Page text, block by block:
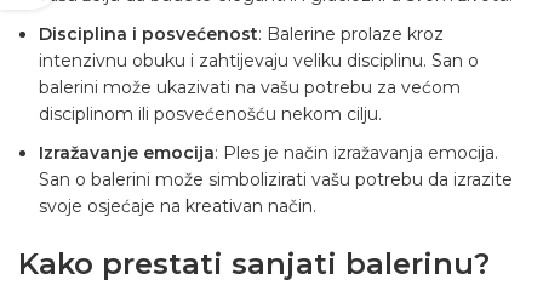
Disciplina i posvećenost: Balerine prolaze kroz
intenzivnu obuku i zahtijevaju veliku disciplinu. San o
balerini može ukazivati na vašu potrebu za većom
disciplinom ili posvećenošću nekom cilju.
Izražavanje emocija: Ples je način izražavanja emocija.
San o balerini može simbolizirati vašu potrebu da izrazite
svoje osjećaje na kreativan način.
Kako prestati sanjati balerinu?